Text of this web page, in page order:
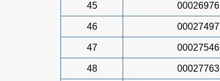
45 00026976
46 00027497
47 00027546
48 00027763